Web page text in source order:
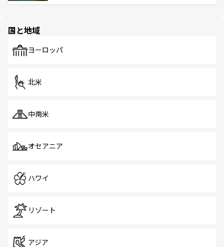
で、ホーカーズは地元の風情を楽しめる外せないスポット
国と地域
ヨーロッパ
北米
中南米
オセアニア
ハワイ
リゾート
アジア